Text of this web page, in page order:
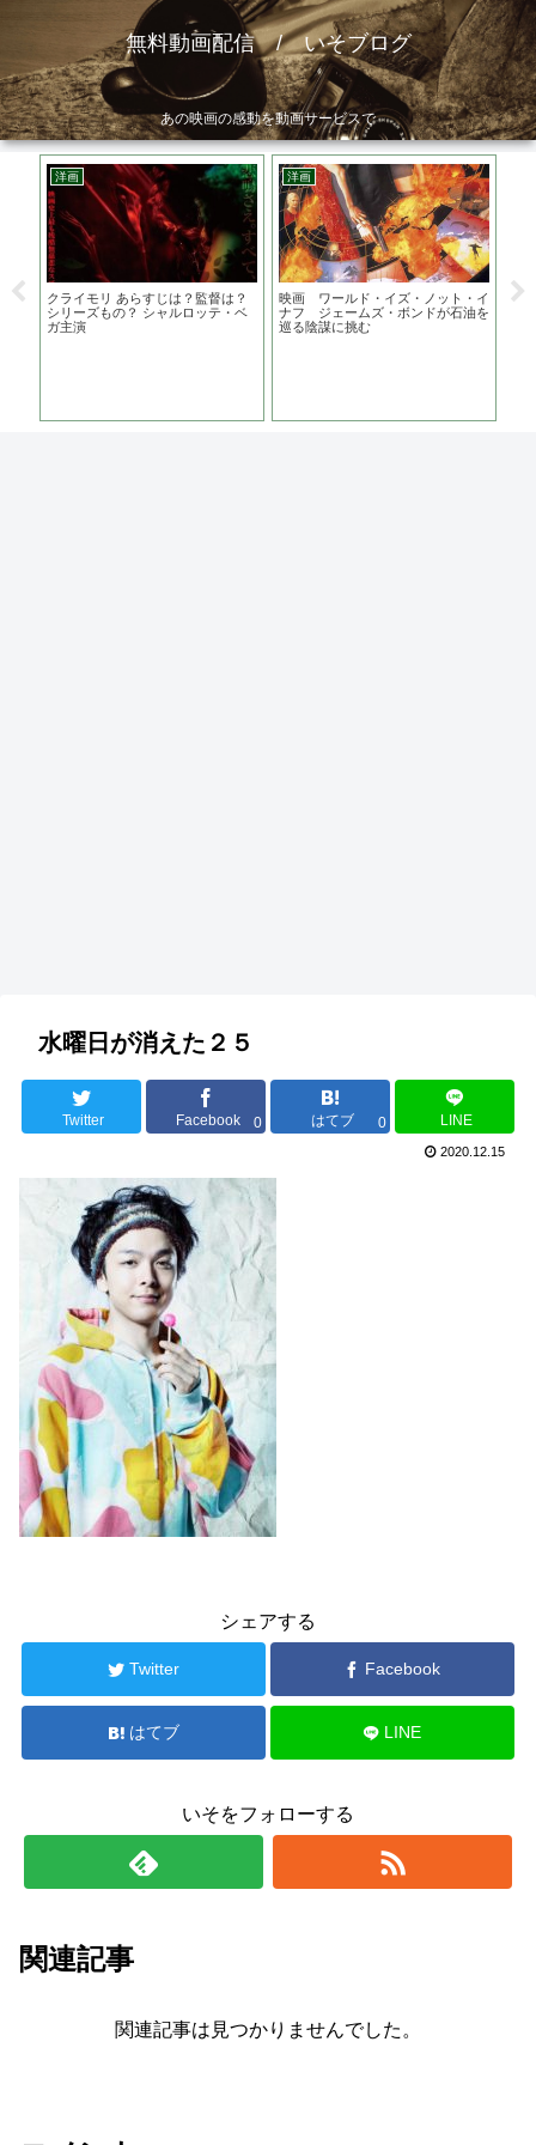
無料動画配信 / いそブログ
あの映画の感動を動画サービスで
洋画
クライモリ あらすじは？監督は？
シリーズもの？ シャルロッテ・ベ
ガ主演
洋画
映画 ワールド・イズ・ノット・イ
ナフ ジェームズ・ボンドが石油を
巡る陰謀に挑む
ウ
水曜日が消えた２５
Twitter Facebook 0 はてブ 0 LINE
2020.12.15
シェアする
Twitter Facebook
はてブ LINE
いそをフォローする
関連記事
関連記事は見つかりませんでした。